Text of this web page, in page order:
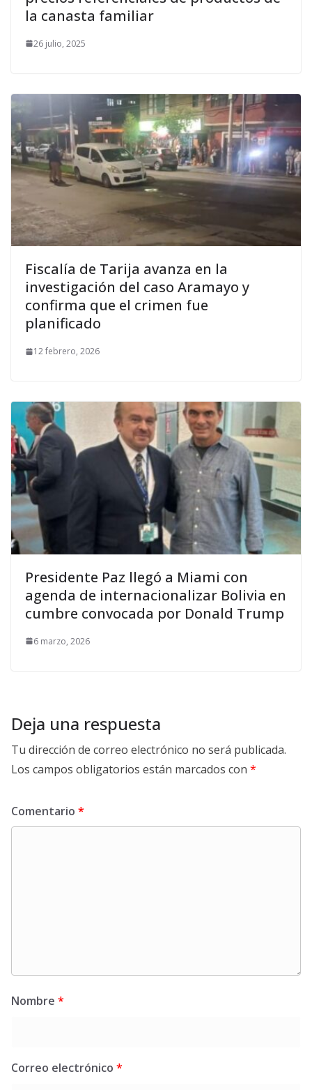
la canasta familiar
26 julio, 2025
Fiscalía de Tarija avanza en la
investigación del caso Aramayo y
confirma que el crimen fue
planificado
12 febrero, 2026
Presidente Paz llegó a Miami con
agenda de internacionalizar Bolivia en
cumbre convocada por Donald Trump
6 marzo, 2026
Deja una respuesta
Tu dirección de correo electrónico no será publicada.
Los campos obligatorios están marcados con *
Comentario *
Nombre *
Correo electrónico *